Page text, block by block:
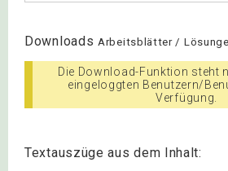
Downloads Arbeitsblätter /
Die Download-Funktion steht
eingeloggten Benutzern/
Verfügung.
Textauszüge aus dem Inhalt: